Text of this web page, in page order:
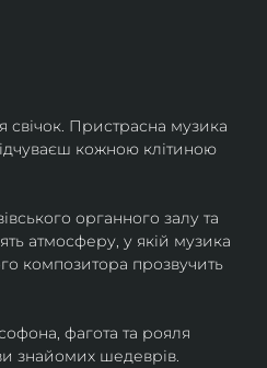
свічок. Пристрасна музика
кожною клітиною
органного залу та
атмосферу, у якій музика
композитора прозвучить
фагота та рояля
знайомих шедеврів.